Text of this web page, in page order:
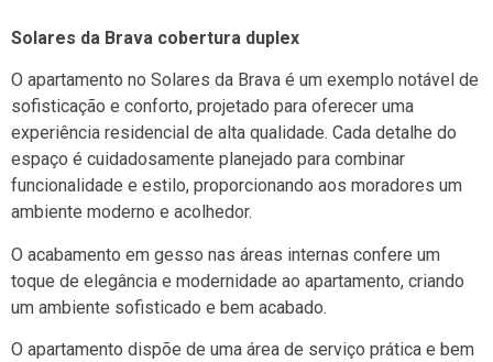
Solares da Brava cobertura duplex
O apartamento no Solares da Brava é um exemplo notável de
sofisticação e conforto, projetado para oferecer uma
experiência residencial de alta qualidade. Cada detalhe do
espaço é cuidadosamente planejado para combinar
funcionalidade e estilo, proporcionando aos moradores um
ambiente moderno e acolhedor.
O acabamento em gesso nas áreas internas confere um
toque de elegância e modernidade ao apartamento, criando
um ambiente sofisticado e bem acabado.
O apartamento dispõe de uma área de serviço prática e bem